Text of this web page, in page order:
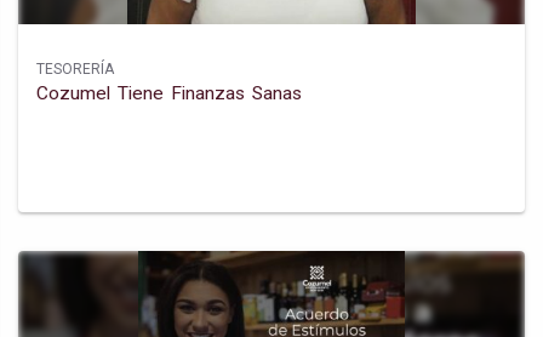
TESORERÍA
Cozumel Tiene Finanzas Sanas